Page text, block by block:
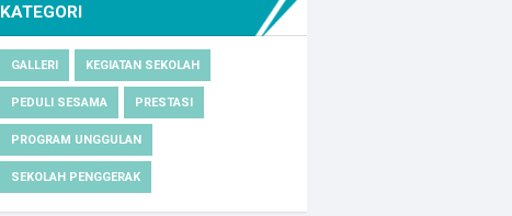
KATEGORI
GALLERI KEGIATAN SEKOLAH
PEDULI SESAMA PRESTASI
PROGRAM UNGGULAN
SEKOLAH PENGGERAK